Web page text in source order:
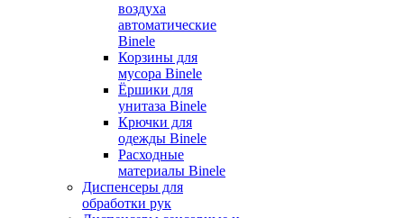
воздуха
автоматические
Binele
Корзины для
мусора Binele
Ёршики для
унитаза Binele
Крючки для
одежды Binele
Расходные
материалы Binele
Диспенсеры для
обработки рук